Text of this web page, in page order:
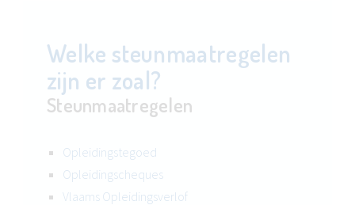
Welke steunmaatregelen
zijn er zoal?
Steunmaatregelen
Opleidingstegoed
Opleidingscheques
Vlaams Opleidingsverlof